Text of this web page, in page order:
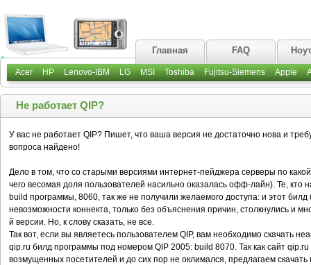
Главная FAQ
Acer HP Lenovo-IBM LG MSI Toshiba Fujitsu-Siemens Apple
Не работает QIP?
У вас не работает QIP? Пишет, что ваша версия не достаточно нова и
вопроса найдено!
Дело в том, что со старыми версиями интернет-пейджера серверы по
чего весомая доля пользователей насильно оказалась офф-лайн). Те,
build программы, 8060, так же не получили желаемого доступа: и этот
невозможности коннекта, только без объяснения причин, столкнулись и
й версии. Но, к слову сказать, не все.
Так вот, если вы являетесь пользователем QIP, вам необходимо скачать
qip.ru билд программы под номером QIP 2005: build 8070. Так как сайт
возмущенных посетителей и до сих пор не оклимался, предлагаем